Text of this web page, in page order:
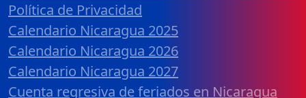
Política de Privacidad
Calendario Nicaragua 2025
Calendario Nicaragua 2026
Calendario Nicaragua 2027
Cuenta regresiva de feriados en Nicaragua